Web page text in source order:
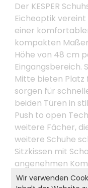
Der KESPER
Eicheoptik
einer
kompakten
Höhe von 48 cm
Eingangsbereich.
Mitte bieten Platz
sorgen für
beiden Türen in
Push to open
weitere Fächer,
weitere Schuhe
Sitzkissen mit
angenehmen
belastbar. Der
Wir verwenden